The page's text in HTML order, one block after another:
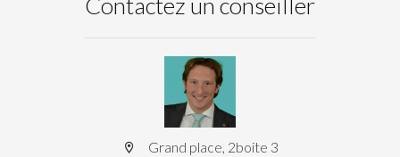
Grand place, 2boite 3